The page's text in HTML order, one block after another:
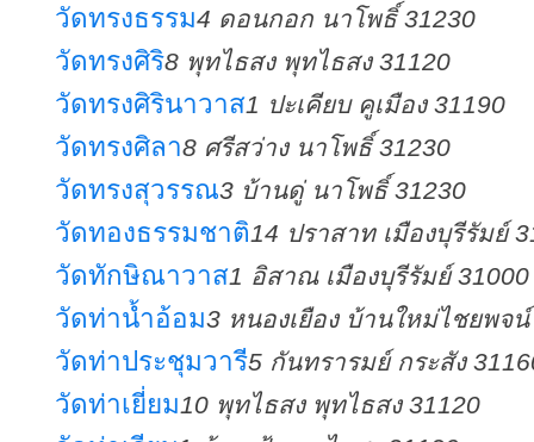
วัดทรงธรรม4 ดอนกอก นาโพธิ์ 31230
วัดทรงศิริ8 พุทไธสง พุทไธสง 31120
วัดทรงศิรินาวาส1 ปะเคียบ คูเมือง 31190
วัดทรงศิลา8 ศรีสว่าง นาโพธิ์ 31230
วัดทรงสุวรรณ3 บ้านดู่ นาโพธิ์ 31230
วัดทองธรรมชาติ14 ปราสาท เมืองบุรีรัมย์
วัดทักษิณาวาส1 อิสาณ เมืองบุรีรัมย์ 31000
วัดท่าน้ำอ้อม3 หนองเยือง บ้านใหม่ไชยพจน์
วัดท่าประชุมวารี5 กันทรารมย์ กระสัง
วัดท่าเยี่ยม10 พุทไธสง พุทไธสง 31120